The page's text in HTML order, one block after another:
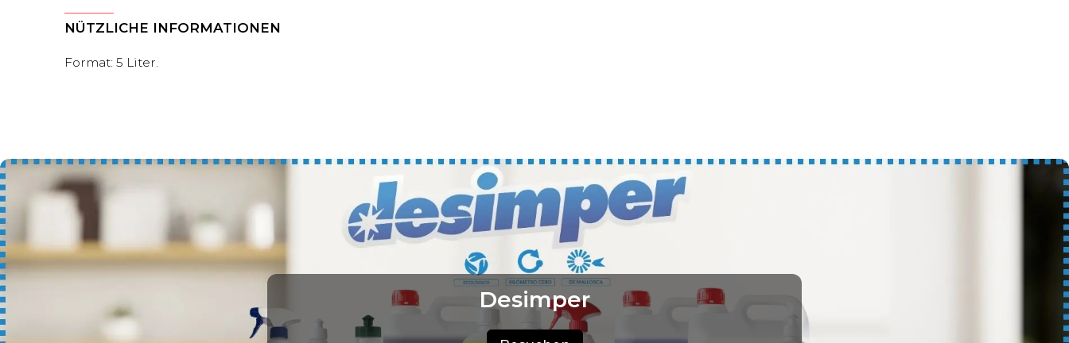
NÜTZLICHE INFORMATIONEN
Format: 5 Liter.
Desimper